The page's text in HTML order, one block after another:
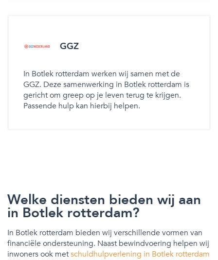
GGZ
In Botlek rotterdam werken wij samen met de
GGZ. Deze samenwerking in Botlek rotterdam is
gericht om greep op je leven terug te krijgen.
Passende hulp kan hierbij helpen.
Welke diensten bieden wij aan
in Botlek rotterdam?
In Botlek rotterdam bieden wij verschillende vormen van
financiële ondersteuning. Naast bewindvoering helpen wij
inwoners ook metschuldhulpverlening in Botlek rotterdam